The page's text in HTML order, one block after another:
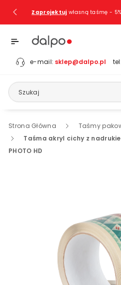
TreściZaprojektuj własną taśmę -
e-mail: sklep@dalpo.pl tel:
Szukaj
Strona Główna
Taśmy
Taśma akryl cichy z
PHOTO HD
Pomiń, Aby